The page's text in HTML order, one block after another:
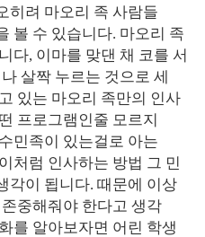
히려 마오리 족 사람들
볼 수 있습니다. 마오리 족
다, 이마를 맞댄 채 코를 서
살짝 누르는 것으로 세
있는 마오리 족만의 인사
프로그램인줄 모르지
민족이 있는걸로 아는
처럼 인사하는 방법 그 민
각이 됩니다. 때문에 이상
중해줘야 한다고 생각
를 알아보자면 어린 학생